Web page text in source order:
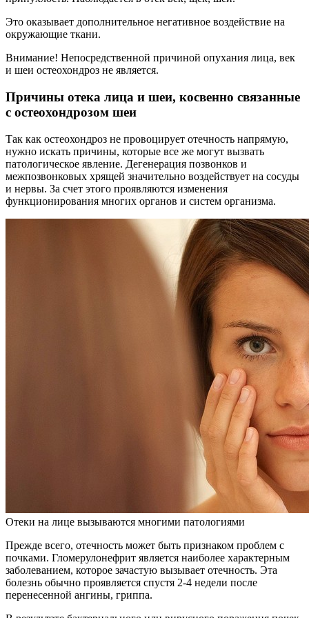
Это оказывает дополнительное негативное воздействие на
окружающие ткани.
Внимание! Непосредственной причиной опухания лица, век
и шеи остеохондроз не является.
Причины отека лица и шеи, косвенно связанные
с остеохондрозом шеи
Так как остеохондроз не провоцирует отечность напрямую,
нужно искать причины, которые все же могут вызвать
патологическое явление. Дегенерация позвонков и
межпозвонковых хрящей значительно воздействует на сосуды
и нервы. За счет этого проявляются изменения
функционирования многих органов и систем организма.
Отеки на лице вызываются многими патологиями
Прежде всего, отечность может быть признаком проблем с
почками. Гломерулонефрит является наиболее характерным
заболеванием, которое зачастую вызывает отечность. Эта
болезнь обычно проявляется спустя 2-4 недели после
перенесенной ангины, гриппа.